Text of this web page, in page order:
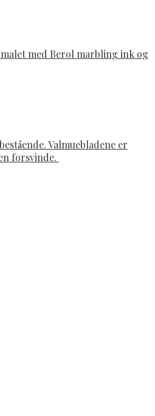
med Berol marbling ink og
Valmuebladene er
forsvinde.